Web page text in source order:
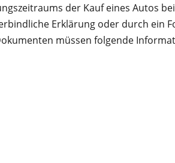
der Kauf eines Autos
Erklärung oder durch ein
müssen folgende